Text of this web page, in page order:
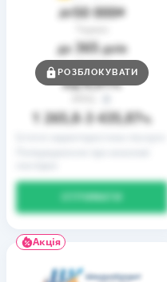
до50 000₴
до 365днів
Ставка
від0,01%
1 265,8 3 435,87%
РОЗБЛОКУВАТИ
Акція